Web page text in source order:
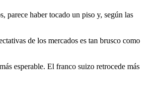
parece haber tocado un piso y, según las
de los mercados es tan brusco como
esperable. El franco suizo retrocede más